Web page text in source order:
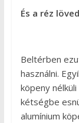
És a réz
Beltérben
használni.
köpeny
kétségbe
alumínium